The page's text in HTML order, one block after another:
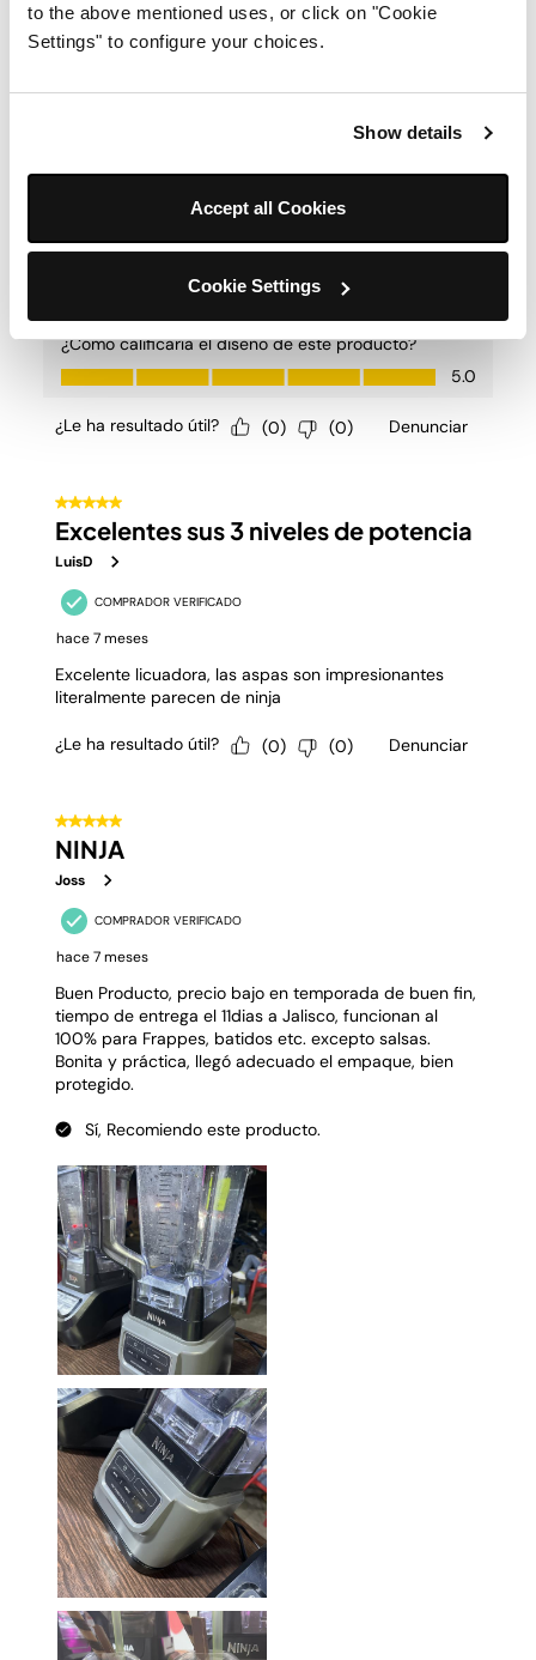
to the above mentioned uses, or click on "Cookie
Settings" to configure your choices.
Show details
Accept all Cookies
Cookie Settings